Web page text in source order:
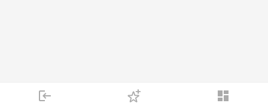
login dashboard
下單